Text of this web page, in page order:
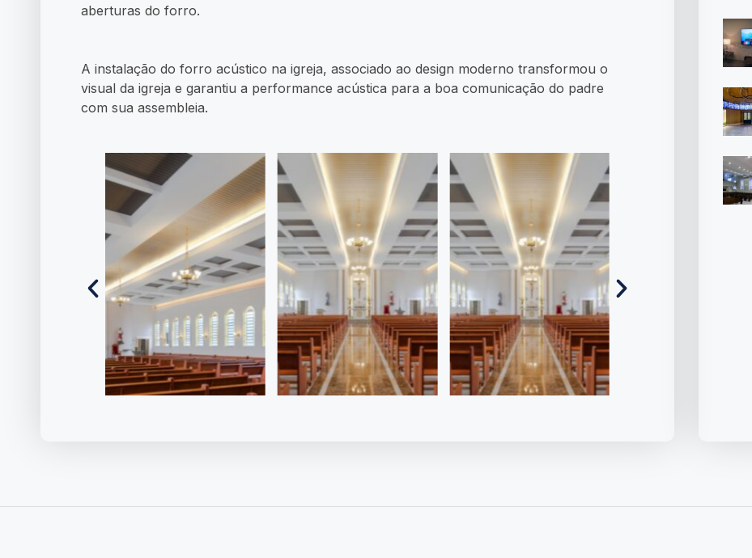
aberturas do forro.
A instalação do forro acústico na igreja, associado ao design moderno transformou o
visual da igreja e garantiu a performance acústica para a boa comunicação do padre
com sua assembleia.